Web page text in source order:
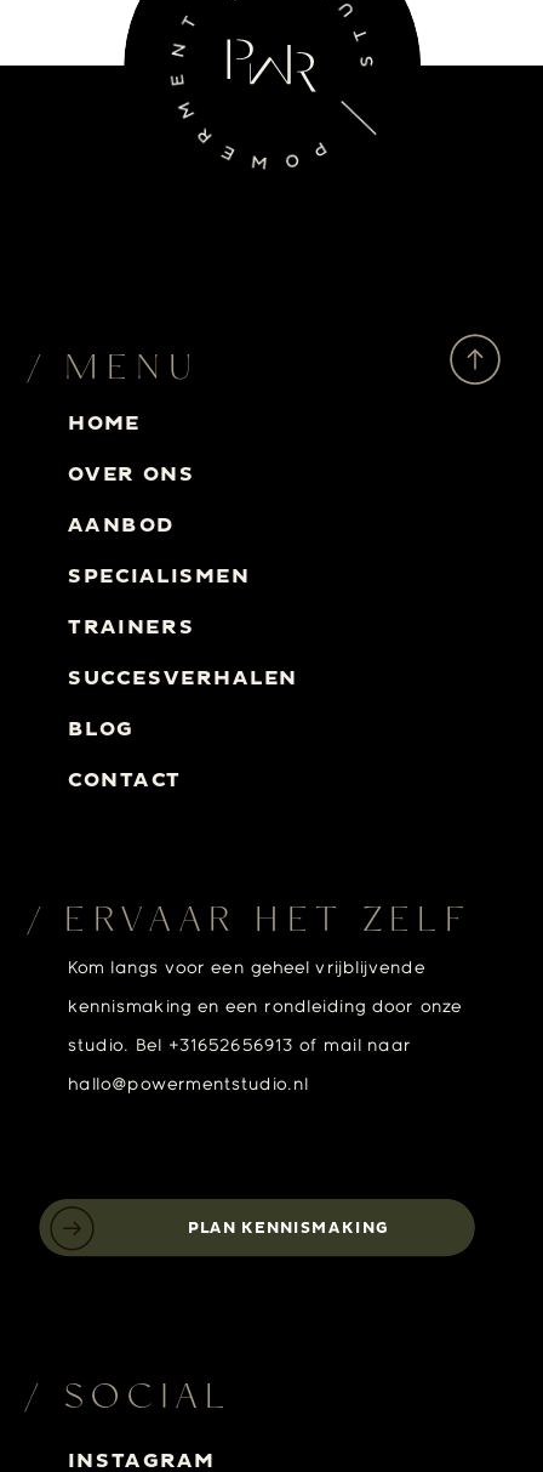
INSTAGRAM
/ SOCIAL
PLAN KENNISMAKING
Kom langs voor een geheel vrijblijvende
kennismaking en een rondleiding door onze
studio. Bel +31652656913 of mail naar
hallo@powermentstudio.nl
/ ERVAAR HET ZELF
CONTACT
BLOG
SUCCESVERHALEN
TRAINERS
SPECIALISMEN
AANBOD
OVER ONS
HOME
/ MENU